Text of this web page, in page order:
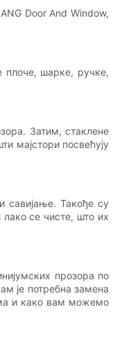
Door And Window,
плоче, шарке, ручке,
Затим, стаклене
мајстори посвећују
савијање. Такође су
се чисте, што их
прозора по
је потребна замена
и како вам можемо